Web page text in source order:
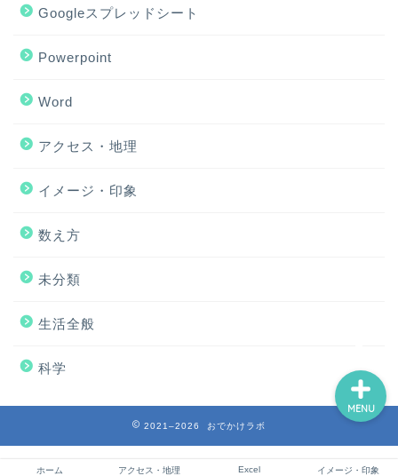
Googleスプレッドシート
Powerpoint
Word
アクセス・地理
イメージ・印象
数え方
未分類
生活全般
科学
2021–2026 おでかけラボ
ホーム アクセス・地理 Excel イメージ・印象
MENU